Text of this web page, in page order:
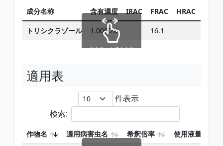
成分名称 含有濃度 IRAC FRAC HRAC
トリシクラゾール 1.0000% 16.1
スクロールできます
適用表
件表示
検索:
作物名 適用病害虫名 希釈倍率 使用液量